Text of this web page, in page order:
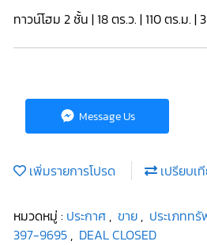
ทาวน์โฮม 2 ชั้น | 18 ตร.ว. | 110 ตร.ม.
Message Us
เพิ่มรายการโปรด เปรียบเ
หมวดหมู่ : ประกาศ , ขาย , ประเภทท
397-9695 , DEAL CLOSED